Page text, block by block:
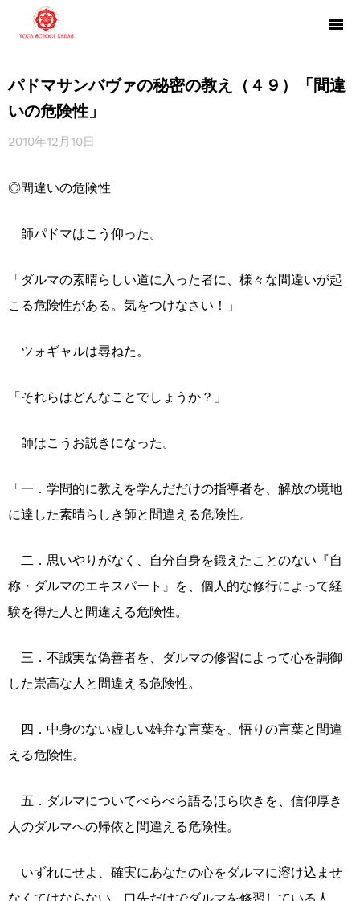
パドマサンバヴァの秘密の教え（４９）「間違
いの危険性」
2010年12月10日
◎間違いの危険性
師パドマはこう仰った。
「ダルマの素晴らしい道に入った者に、様々な間違いが起
こる危険性がある。気をつけなさい！」
ツォギャルは尋ねた。
「それらはどんなことでしょうか？」
師はこうお説きになった。
「一．学問的に教えを学んだだけの指導者を、解放の境地
に達した素晴らしき師と間違える危険性。
二．思いやりがなく、自分自身を鍛えたことのない『自
称・ダルマのエキスパート』を、個人的な修行によって経
験を得た人と間違える危険性。
三．不誠実な偽善者を、ダルマの修習によって心を調御
した崇高な人と間違える危険性。
四．中身のない虚しい雄弁な言葉を、悟りの言葉と間違
える危険性。
五．ダルマについてべらべら語るほら吹きを、信仰厚き
人のダルマへの帰依と間違える危険性。
いずれにせよ、確実にあなたの心をダルマに溶け込ませ
なくてはならない。口先だけでダルマを修習している人